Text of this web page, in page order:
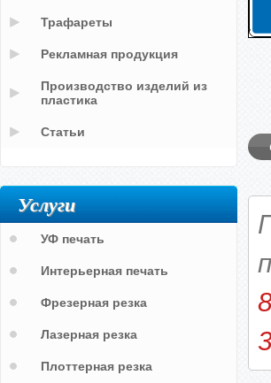
Трафареты
Рекламная продукция
Производство изделий из
пластика
Статьи
Услуги
УФ печать
Интерьерная печать
Фрезерная резка
Лазерная резка
Плоттерная резка